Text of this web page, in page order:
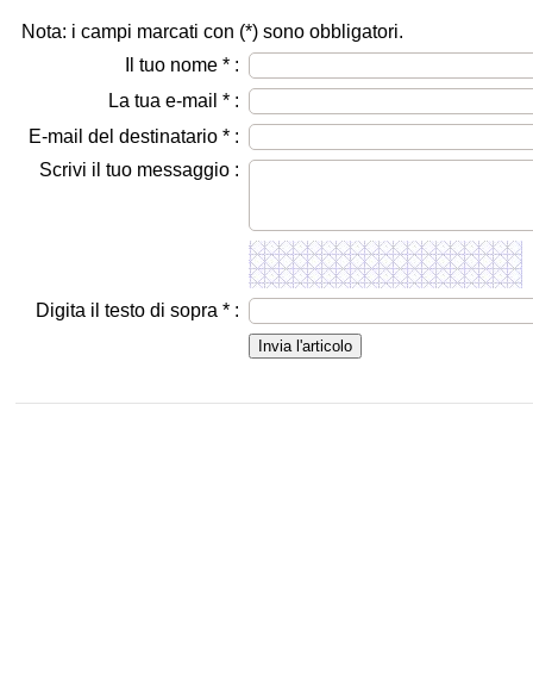
Nota: i campi marcati con (*) sono obbligatori.
Il tuo nome * :
La tua e-mail * :
E-mail del destinatario * :
Scrivi il tuo messaggio :
Digita il testo di sopra * :